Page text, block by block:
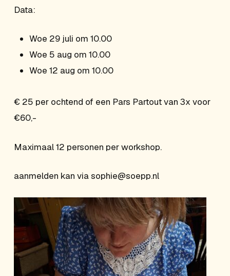
Data:
Woe 29 juli om 10.00
Woe 5 aug om 10.00
Woe 12 aug om 10.00
€ 25 per ochtend of een Pars Partout van 3x voor
€60,-
Maximaal 12 personen per workshop.
aanmelden kan via sophie@soepp.nl